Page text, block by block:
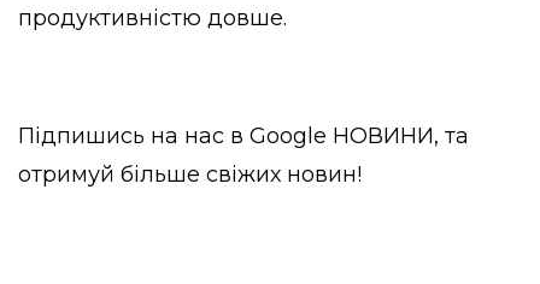
продуктивністю довше.
Підпишись на нас в Google НОВИНИ, та
отримуй більше свіжих новин!